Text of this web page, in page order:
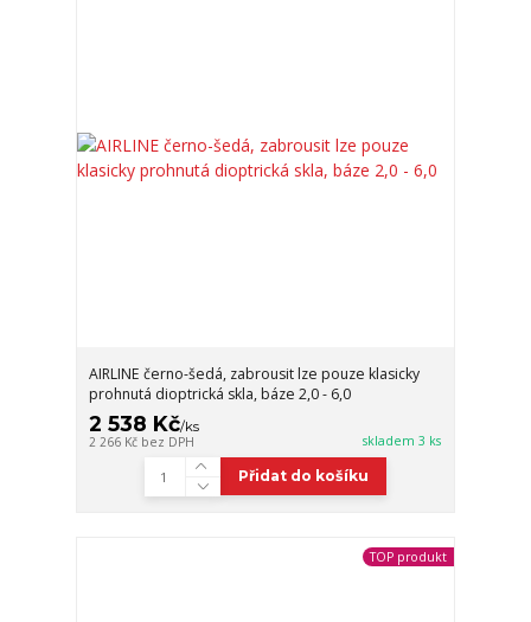
AIRLINE černo-šedá, zabrousit lze pouze klasicky
prohnutá dioptrická skla, báze 2,0 - 6,0
2 538 Kč/ks
2 266 Kč bez DPH skladem 3 ks
Přidat do košíku
TOP produkt